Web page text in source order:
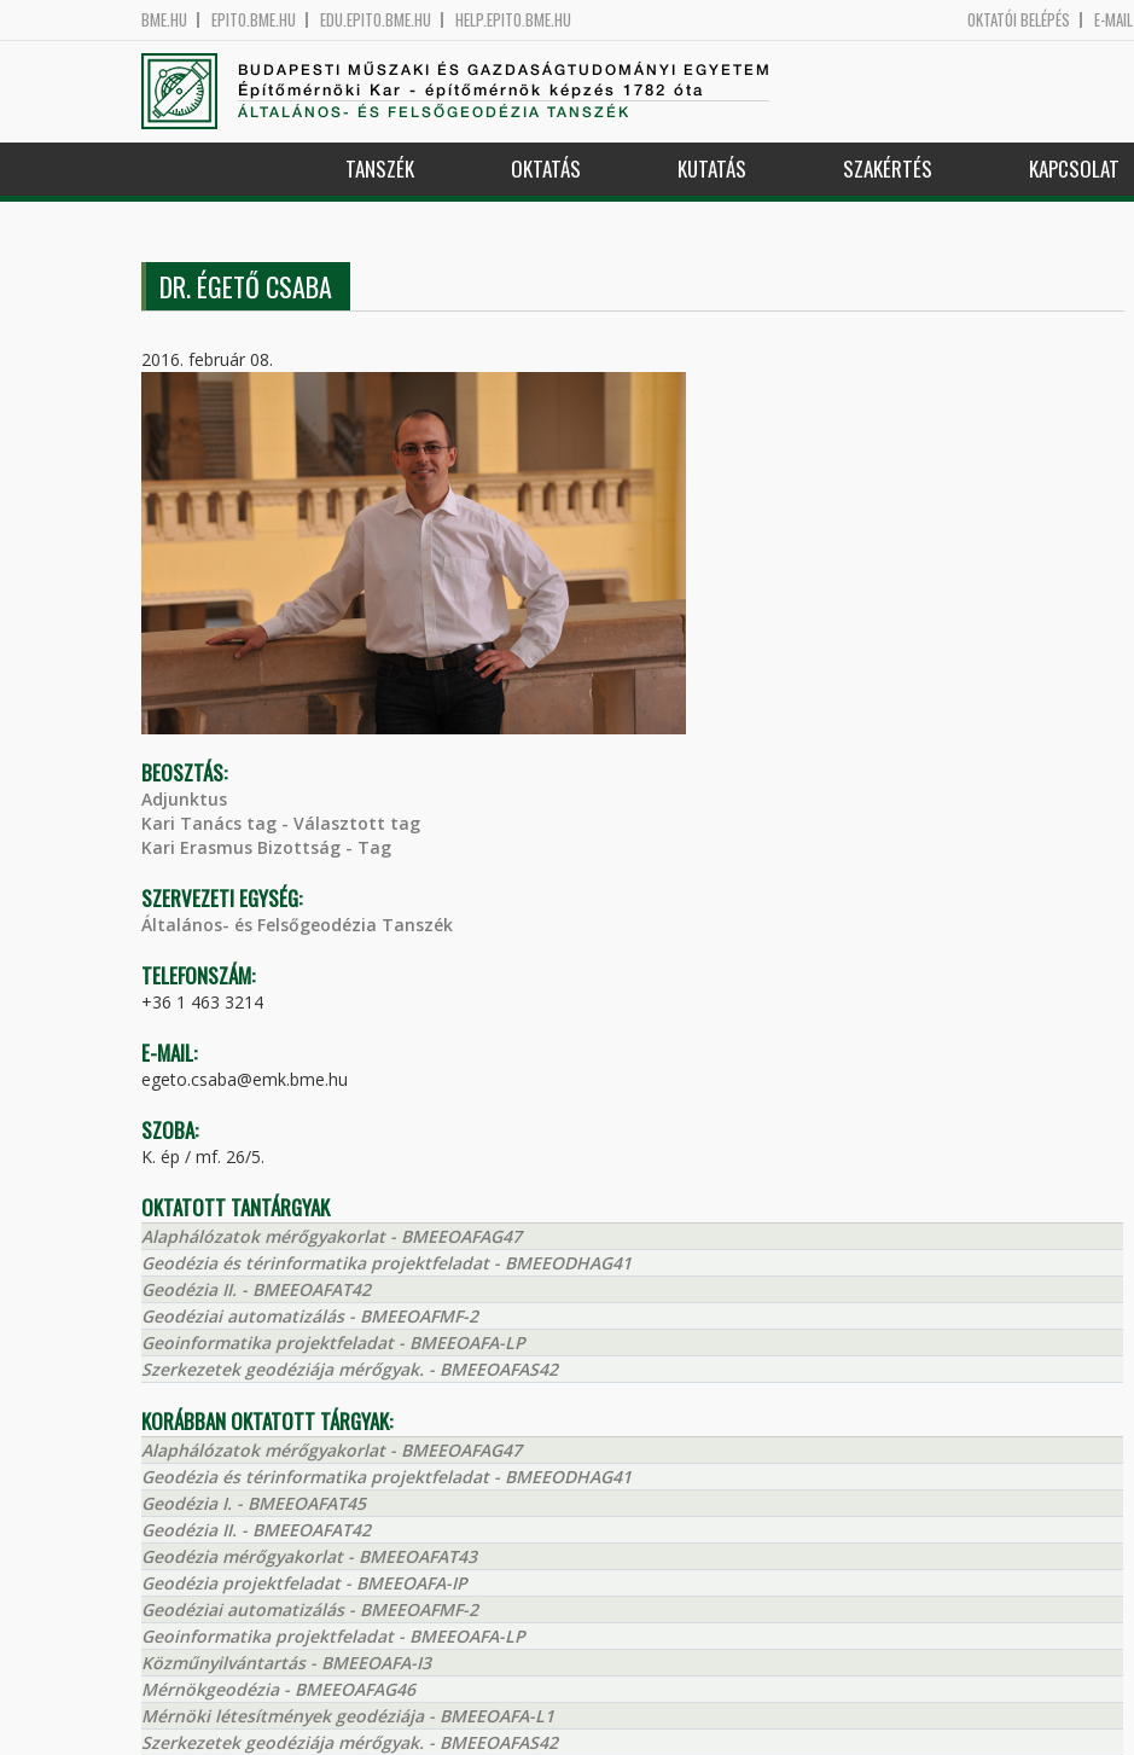
BME.HU EPITO.BME.HU EDU.EPITO.BME.HU HELP.EPITO.BME.HU OKTATÓI BELÉPÉS E-MAIL
BUDAPESTI MŰSZAKI ÉS GAZDASÁGTUDOMÁNYI EGYETEM
Építőmérnöki Kar - építőmérnök képzés 1782 óta
ÁLTALÁNOS- ÉS FELSŐGEODÉZIA TANSZÉK
TANSZÉK OKTATÁS KUTATÁS SZAKÉRTÉS KAPCSOLAT
DR. ÉGETŐ CSABA
2016. február 08.
BEOSZTÁS:
Adjunktus
Kari Tanács tag - Választott tag
Kari Erasmus Bizottság - Tag
SZERVEZETI EGYSÉG:
Általános- és Felsőgeodézia Tanszék
TELEFONSZÁM:
+36 1 463 3214
E-MAIL:
egeto.csaba@emk.bme.hu
SZOBA:
K. ép / mf. 26/5.
OKTATOTT TANTÁRGYAK
Alaphálózatok mérőgyakorlat - BMEEOAFAG47
Geodézia és térinformatika projektfeladat - BMEEODHAG41
Geodézia II. - BMEEOAFAT42
Geodéziai automatizálás - BMEEOAFMF-2
Geoinformatika projektfeladat - BMEEOAFA-LP
Szerkezetek geodéziája mérőgyak. - BMEEOAFAS42
KORÁBBAN OKTATOTT TÁRGYAK:
Alaphálózatok mérőgyakorlat - BMEEOAFAG47
Geodézia és térinformatika projektfeladat - BMEEODHAG41
Geodézia I. - BMEEOAFAT45
Geodézia II. - BMEEOAFAT42
Geodézia mérőgyakorlat - BMEEOAFAT43
Geodézia projektfeladat - BMEEOAFA-IP
Geodéziai automatizálás - BMEEOAFMF-2
Geoinformatika projektfeladat - BMEEOAFA-LP
Közműnyilvántartás - BMEEOAFA-I3
Mérnökgeodézia - BMEEOAFAG46
Mérnöki létesítmények geodéziája - BMEEOAFA-L1
Szerkezetek geodéziája mérőgyak. - BMEEOAFAS42